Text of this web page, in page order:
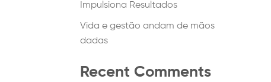
Impulsiona Resultados
Vida e gestão andam de mãos
dadas
Recent Comments